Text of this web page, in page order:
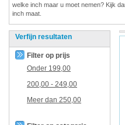
welke inch maar u moet nemen? Kijk
inch maat.
Verfijn resultaten
Filter op prijs
Onder 199,00
200,00 - 249,00
Meer dan 250,00